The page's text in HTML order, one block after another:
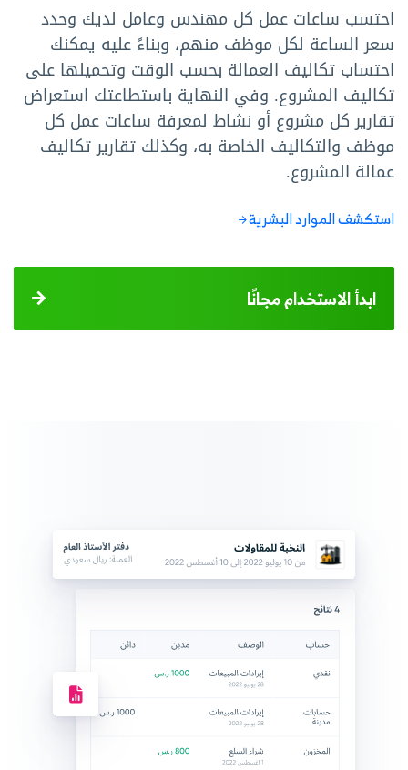
احتسب ساعات عمل كل مهندس وعامل لديك وحدد
سعر الساعة لكل موظف منهم، وبناءً عليه يمكنك
احتساب تكاليف العمالة بحسب الوقت وتحميلها على
تكاليف المشروع. وفي النهاية باستطاعتك استعراض
تقارير كل مشروع أو نشاط لمعرفة ساعات عمل كل
موظف والتكاليف الخاصة به، وكذلك تقارير تكاليف
عمالة المشروع.
استكشف الموارد البشرية
ابدأ الاستخدام مجانًا